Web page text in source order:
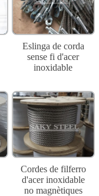
Eslinga de corda
sense fi d'acer
inoxidable
Cordes de filferro
d'acer inoxidable
no magnètiques